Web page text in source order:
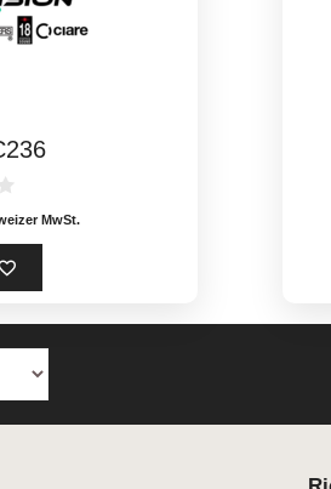
MwSt.